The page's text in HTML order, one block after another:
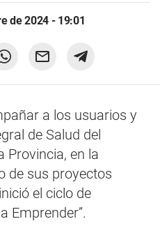
de 2024 - 19:01
a los usuarios y
de Salud del
Provincia, en la
de sus proyectos
el ciclo de
Emprender”.